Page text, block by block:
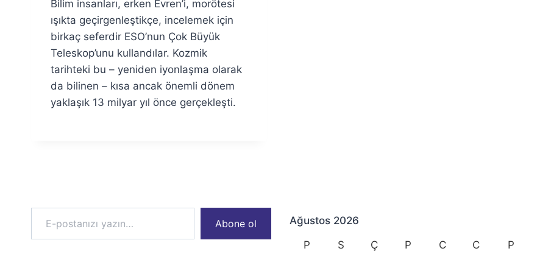
Fuat
Özyar
Bilim insanları, erken Evren’i, morötesi
ışıkta geçirgenleştikçe, incelemek için
birkaç seferdir ESO’nun Çok Büyük
Teleskop’unu kullandılar. Kozmik
tarihteki bu – yeniden iyonlaşma olarak
da bilinen – kısa ancak önemli dönem
yaklaşık 13 milyar yıl önce gerçekleşti.
E-postanızı yazın…
Abone ol
Ağustos 2026
P
S Ç P C C P